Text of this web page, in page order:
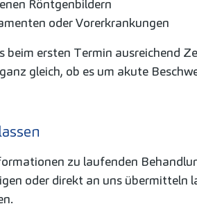
Röntgenbildern
oder Vorerkrankungen
beim ersten Termin ausreichend
gleich, ob es um akute
zu laufenden
oder direkt an uns übermitteln